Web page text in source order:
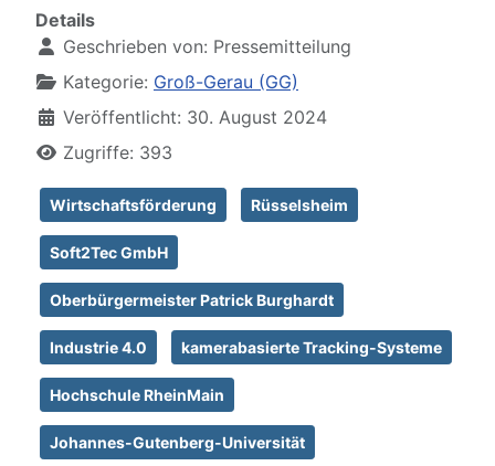
Details
Geschrieben von: Pressemitteilung
Kategorie: Groß-Gerau (GG)
Veröffentlicht: 30. August 2024
Zugriffe: 393
Wirtschaftsförderung Rüsselsheim
Soft2Tec GmbH
Oberbürgermeister Patrick Burghardt
Industrie 4.0 kamerabasierte Tracking-Systeme
Hochschule RheinMain
Johannes-Gutenberg-Universität